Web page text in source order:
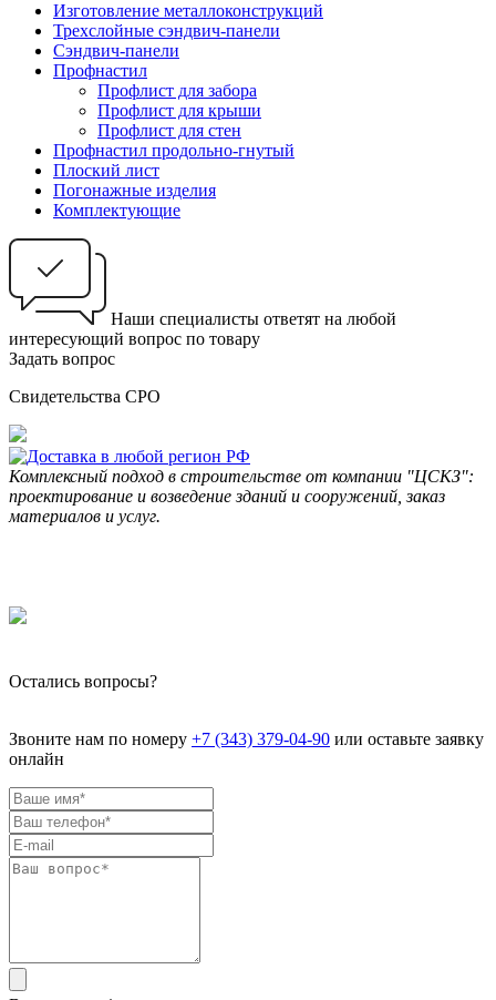
Изготовление металлоконструкций
Трехслойные сэндвич-панели
Сэндвич-панели
Профнастил
Профлист для забора
Профлист для крыши
Профлист для стен
Профнастил продольно-гнутый
Плоский лист
Погонажные изделия
Комплектующие
Наши специалисты ответят на любой
интересующий вопрос по товару
Задать вопрос
Свидетельства СРО
Комплексный подход в строительстве от компании "ЦСКЗ":
проектирование и возведение зданий и сооружений, заказ
материалов и услуг.
Остались вопросы?
Звоните нам по номеру +7 (343) 379-04-90 или оставьте заявку
онлайн